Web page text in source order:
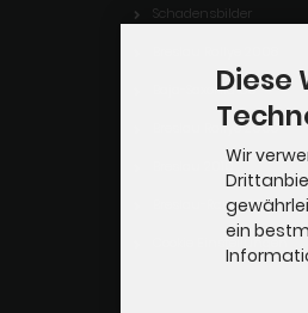
Schadensbilder
Baja-Saxonia 09
Breslau Rallye 2009
Breslau 2010
Breslau-Rallye 2011
Cookie Einstellungen
Diese
Wir
ein